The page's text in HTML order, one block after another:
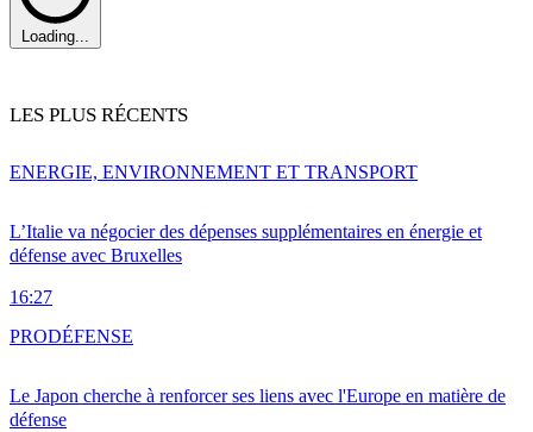
Loading...
LES PLUS RÉCENTS
L’Italie va négocier des dépenses supplémentaires en énergie et
défense avec Bruxelles
16:27
ENERGIE, ENVIRONNEMENT ET TRANSPORT
Le Japon cherche à renforcer ses liens avec l'Europe en matière de
défense
PRODÉFENSE